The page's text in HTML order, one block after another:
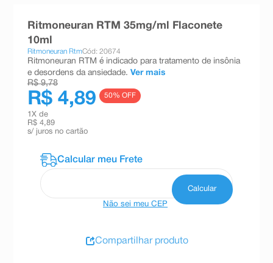
Ritmoneuran RTM 35mg/ml Flaconete
10ml
Ritmoneuran RtmCód: 20674
Ritmoneuran RTM é indicado para tratamento de insônia
e desordens da ansiedade. Ver mais
R$ 9,78
R$ 4,89 50% OFF
1 X de
R$ 4,89
s/ juros no cartão
Não sei meu CEP
Compartilhar produto
esmalte
10ºabsorvente